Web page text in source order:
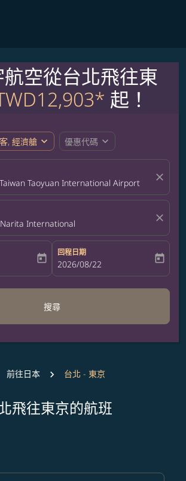
空從台北飛往東
起！
, 經濟艙 expand_more 優惠代碼 expand_more
Taiwan Taoyuan International Airport close
Narita International close
date-aria-label
today
回程日期
fc-booking-return-date-aria-label
2026/08/22 today
搜尋
前往日本 台北 - 東京
飛往東京的航班